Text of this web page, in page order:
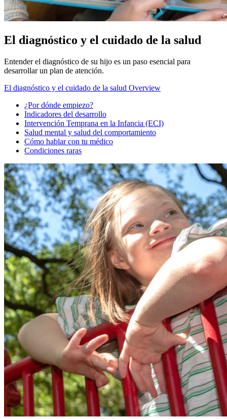
El diagnóstico y el cuidado de la salud
Entender el diagnóstico de su hijo es un paso esencial para
desarrollar un plan de atención.
El diagnóstico y el cuidado de la salud Overview
¿Por dónde empiezo?
Indicadores del desarrollo
Intervención Temprana en la Infancia (ECI)
Salud mental y salud del comportamiento
Cómo hablar con tu médico
Condiciones raras